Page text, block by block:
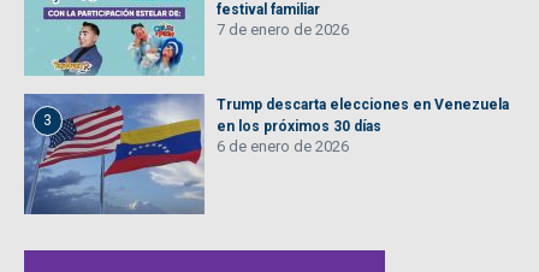
festival familiar
7 de enero de 2026
3
Trump descarta elecciones en Venezuela
en los próximos 30 días
6 de enero de 2026